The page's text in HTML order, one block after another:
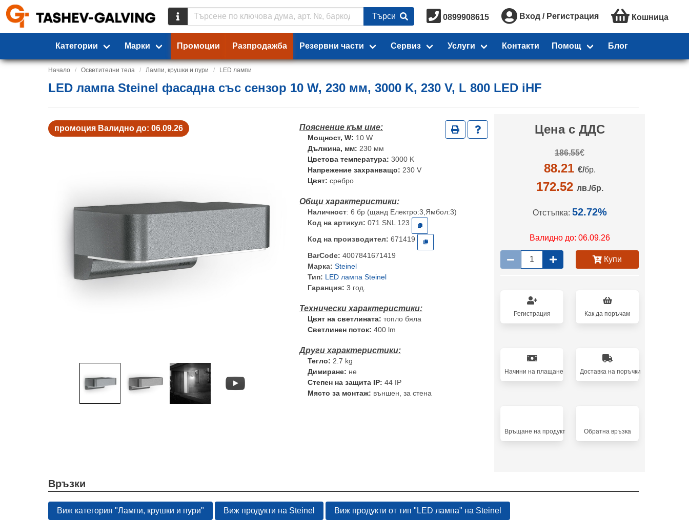
Търси 0899908615 Вход / Регистрация Кошница
Категории Марки Промоции Разпродажба Резервни части Сервиз Услуги Контакти Помощ Блог
Начало Осветителни тела Лампи, крушки и пури LED лампи
LED лампа Steinel фасадна със сензор 10 W, 230 мм, 3000 K, 230 V, L 800 LED iHF
промоция Валидно до: 06.09.26
Мощност, W: 10 W
Дължина, мм: 230 мм
Цветова температура: 3000 K
Напрежение захранващо: 230 V
Цвят: сребро
Наличност: 6 бр (щанд Електро:3,Ямбол:3)
Код на артикул: 071 SNL 123
Код на производител: 671419
BarCode: 4007841671419
Марка: Steinel
Тип: LED лампа Steinel
Гаранция: 3 год.
Цвят на светлината: топло бяла
Светлинен поток: 400 lm
Тегло: 2.7 kg
Димиране: не
Степен на защита IP: 44 IP
Място за монтаж: външен, за стена
Цена с ДДС
186.55€
88.21 €/бр.
172.52 лв./бр.
Отстъпка: 52.72%
Валидно до: 06.09.26
Купи
Регистрация Как да поръчам
Начини на плащане Доставка на поръчки
Връщане на продукт Oбратна връзка
Връзки
Виж категория "Лампи, крушки и пури" Виж продукти на Steinel Виж продукти от тип "LED лампа" на Steinel